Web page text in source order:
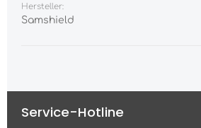
Hersteller:
Samshield
Service-Hotline